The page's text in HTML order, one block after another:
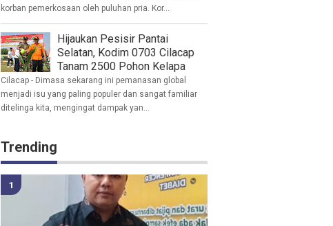
korban pemerkosaan oleh puluhan pria. Kor...
Hijaukan Pesisir Pantai
Selatan, Kodim 0703 Cilacap
Tanam 2500 Pohon Kelapa
Cilacap - Dimasa sekarang ini pemanasan global
menjadi isu yang paling populer dan sangat familiar
ditelinga kita, mengingat dampak yan...
Trending